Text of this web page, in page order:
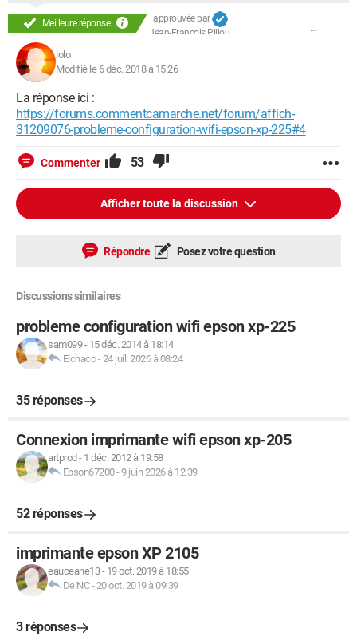
Meilleure réponse
approuvée par
Jean-François Pillou
lolo
Modifié le 6 déc. 2018 à 15:26
La réponse ici :
https://forums.commentcamarche.net/forum/affich-
31209076-probleme-configuration-wifi-epson-xp-225#4
Commenter 53
Afficher toute la discussion
Répondre Posez votre question
Discussions similaires
probleme configuration wifi epson xp-225
sam099- 15 déc. 2014 à 18:14
Elchaco-24 juil. 2026 à 08:24
35 réponses
Connexion imprimante wifi epson xp-205
artprod - 1 déc. 2012 à 19:58
Epson67200-9 juin 2026 à 12:39
52 réponses
imprimante epson XP 2105
eauceane13- 19 oct. 2019 à 18:55
DelNC-20 oct. 2019 à 09:39
3 réponses